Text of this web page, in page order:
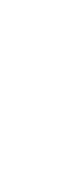
Heubach 3:9